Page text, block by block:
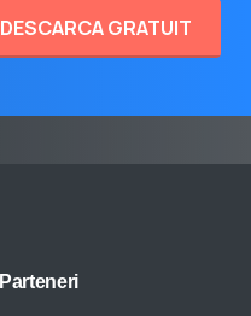
DESCARCA GRATUIT
Parteneri